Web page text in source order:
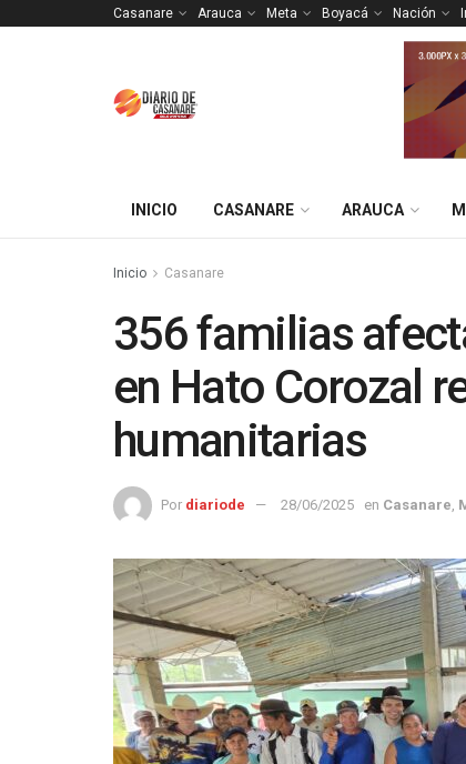
Casanare Arauca Meta Boyacá Nación
INICIO CASANARE ARAUCA
Inicio Casanare
356 familias
en Hato Corozal
humanitarias
Por diariode 28/06/2025 en Casanare